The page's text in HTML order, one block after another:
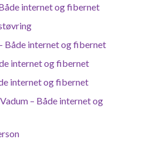
internet og fibernet
Både internet og fibernet
internet og fibernet
internet og fibernet
– Både internet og